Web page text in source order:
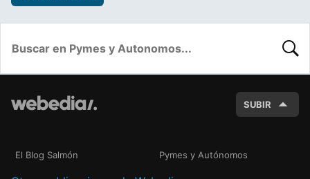
SUBIR
El Blog Salmón Pymes y Autónomos